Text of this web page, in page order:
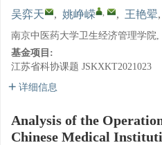
吴弈天 , 姚峥嵘 , , 王艳翚,
南京中医药大学卫生经济管理学院,
基金项目:
江苏省科协课题 JSKXKT2021023
详细信息
Analysis of the
Chinese Medical